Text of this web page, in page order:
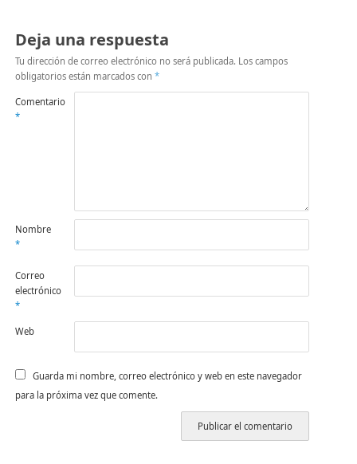
Deja una respuesta
Tu dirección de correo electrónico no será publicada. Los campos
obligatorios están marcados con *
Comentario
*
Nombre
*
Correo
electrónico
*
Web
Guarda mi nombre, correo electrónico y web en este navegador
para la próxima vez que comente.